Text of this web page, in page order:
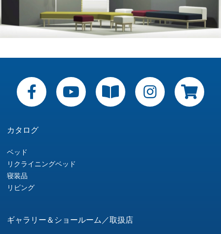
カタログ
ベッド
リクライニングベッド
寝装品
リビング
ギャラリー＆ショールーム／取扱店